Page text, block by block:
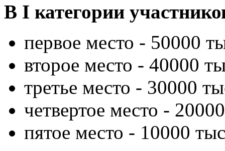
В I категории
первое место - 50000
второе место - 40000
третье место - 30000
четвертое место -
пятое место - 10000